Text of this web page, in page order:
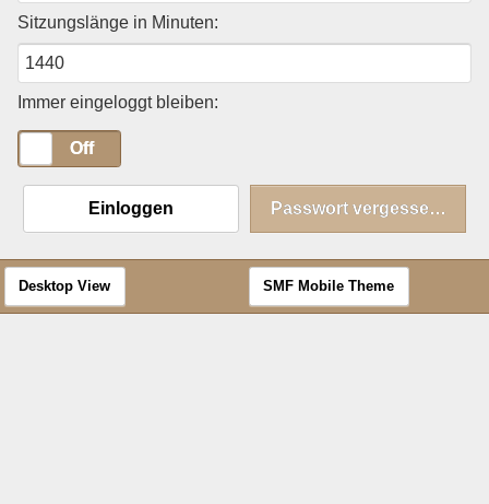
Sitzungslänge in Minuten:
Immer eingeloggt bleiben:
Off
Einloggen Passwort vergessen?
Desktop View SMF Mobile Theme